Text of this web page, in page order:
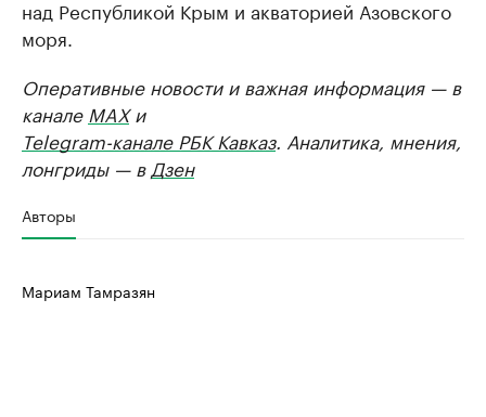
над Республикой Крым и акваторией Азовского
моря.
Оперативные новости и важная информация — в
канале MAXи
Telegram-канале РБК Кавказ. Аналитика, мнения,
лонгриды — в Дзен
Авторы
Мариам Тамразян